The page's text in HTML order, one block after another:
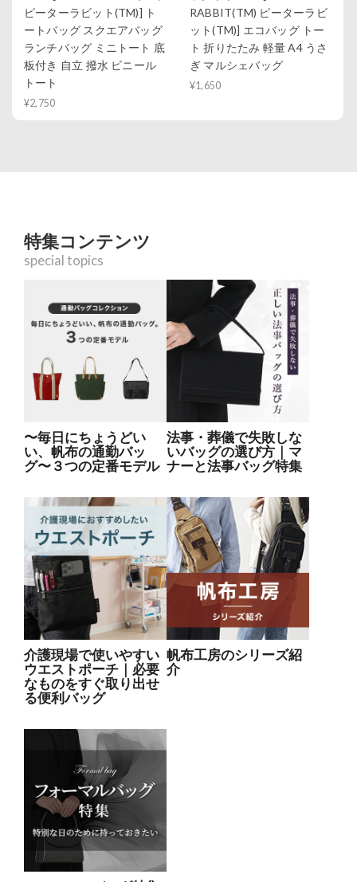
ピーターラビット(TM)] ト
ートバッグ スクエアバッグ
ランチバッグ ミニトート 底
板付き 自立 撥水 ビニール
トート
¥2,750
RABBIT(TM) ピーターラビ
ット(TM)] エコバッグ トー
ト 折りたたみ 軽量 A4 うさ
ぎ マルシェバッグ
¥1,650
特集コンテンツ
special topics
〜毎日にちょうどい
い、帆布の通勤バッ
グ〜３つの定番モデル
法事・葬儀で失敗しな
いバッグの選び方｜マ
ナーと法事バッグ特集
介護現場で使いやすい
ウエストポーチ｜必要
なものをすぐ取り出せ
る便利バッグ
帆布工房のシリーズ紹
介